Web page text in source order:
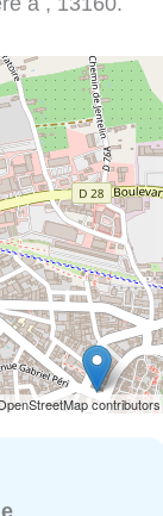
contributors